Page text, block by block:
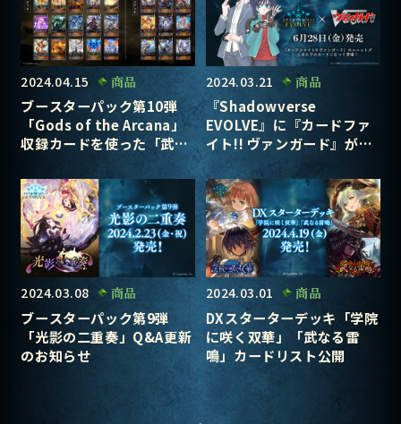
2024.04.15 商品
ブースターパック第10弾
「Gods of the Arcana」
収録カードを使った「武装
2024.03.21 商品
『Shadowverse
EVOLVE』に『カードファ
イト!! ヴァンガード』が参
2024.03.08 商品
ブースターパック第9弾
「光影の二重奏」Q&A更新
のお知らせ
2024.03.01 商品
DXスターターデッキ「学院
に咲く双華」「武なる雷
鳴」カードリスト公開